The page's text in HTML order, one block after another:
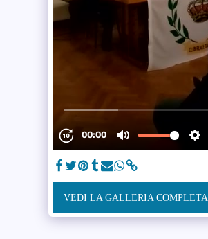
VEDI LA GALLERIA COMPLETA